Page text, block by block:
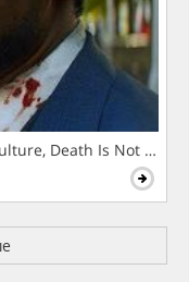
Death Is Not The